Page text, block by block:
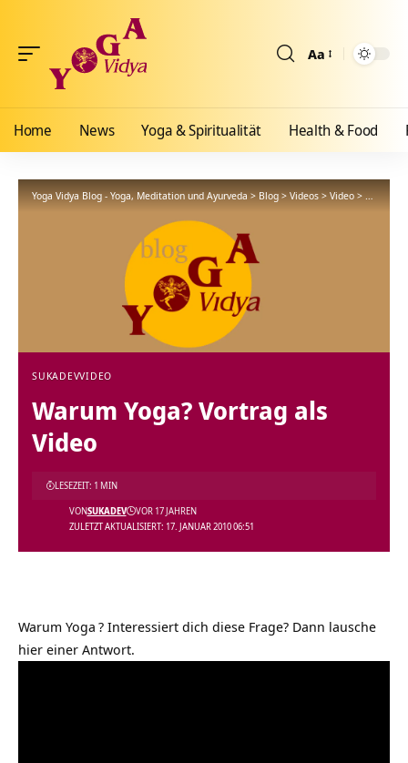
Aa
Home News Yoga & Spiritualität Health & Food
Yoga Vidya Blog - Yoga, Meditation und Ayurveda>Blog>Videos>Video>Warum
SUKADEVVIDEO
Warum Yoga? Vortrag als
Video
ZULETZT AKTUALISIERT: 17. JANUAR 2010 06:51
VONSUKADEV VOR 17 JAHREN
LESEZEIT: 1 MIN
Warum Yoga ? Interessiert dich diese Frage? Dann lausche
hier einer Antwort.